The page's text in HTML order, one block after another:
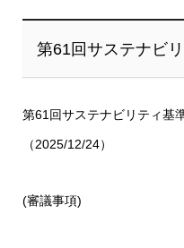
第61回サステナビ
第61回サステナビリティ基
（2025/12/24）
(審議事項)